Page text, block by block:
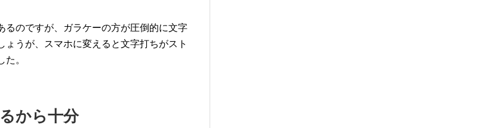
るのですが、ガラケーの方が圧倒的に文字
うが、スマホに変えると文字打ちがスト
。
から十分